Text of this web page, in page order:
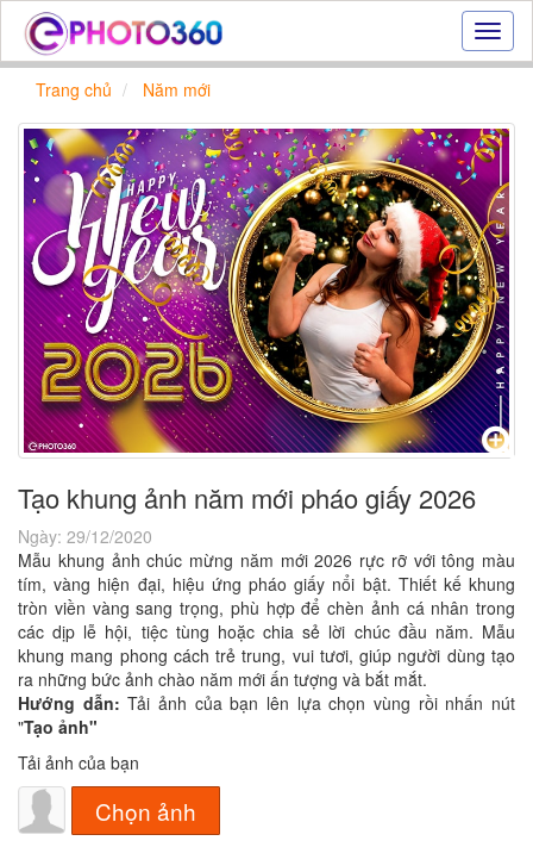
Hiệu
ứng
|
Tạo
ảnh
đẹp
trực
tuyến,
tạo
ảnh
online
Trang chủ Năm mới
Tạo khung ảnh năm mới pháo giấy 2026
Ngày: 29/12/2020
Mẫu khung ảnh chúc mừng năm mới 2026 rực rỡ với tông màu
tím, vàng hiện đại, hiệu ứng pháo giấy nổi bật. Thiết kế khung
tròn viền vàng sang trọng, phù hợp để chèn ảnh cá nhân trong
các dịp lễ hội, tiệc tùng hoặc chia sẻ lời chúc đầu năm. Mẫu
khung mang phong cách trẻ trung, vui tươi, giúp người dùng tạo
ra những bức ảnh chào năm mới ấn tượng và bắt mắt.
Hướng dẫn: Tải ảnh của bạn lên lựa chọn vùng rồi nhấn nút
"Tạo ảnh"
Tải ảnh của bạn
Chọn ảnh